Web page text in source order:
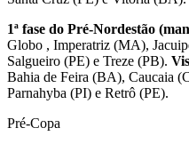
1ª fase do Pré-Nordestão
Globo , Imperatriz (MA),
Salgueiro (PE) e Treze (PB).
Bahia de Feira (BA), Caucaia
Parnahyba (PI) e Retrô (PE).
Pré-Copa